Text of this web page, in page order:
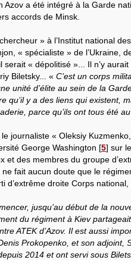
Azov a été intégré à la Garde
accords de Minsk.
» à l’Institut national
« spécialiste » de l’Ukraine,
serait « dépolitisé »... Il n’y
Biletsky... « C’est un corps
unité d’élite au sein de la
qu’il y a des liens qui existent,
parce qu’ils ont tous été
journaliste « Oleksiy
George Washington [5] sur
et des membres du groupe
ne fait aucun doute que le
d’extrême droite Corps
jusqu’au début de la
du régiment à Kiev
ATEK d’Azov. Il est aussi
Prokopenko, et son adjoint,
2014 et ont servi sous